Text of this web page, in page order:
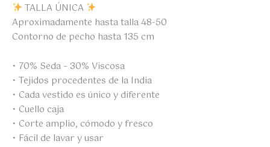
TALLA ÚNICA
Aproximadamente hasta talla 48-50
Contorno de pecho hasta 135 cm
• 70% Seda – 30% Viscosa
• Tejidos procedentes de la India
• Cada vestido es único y diferente
• Cuello caja
• Corte amplio, cómodo y fresco
• Fácil de lavar y usar